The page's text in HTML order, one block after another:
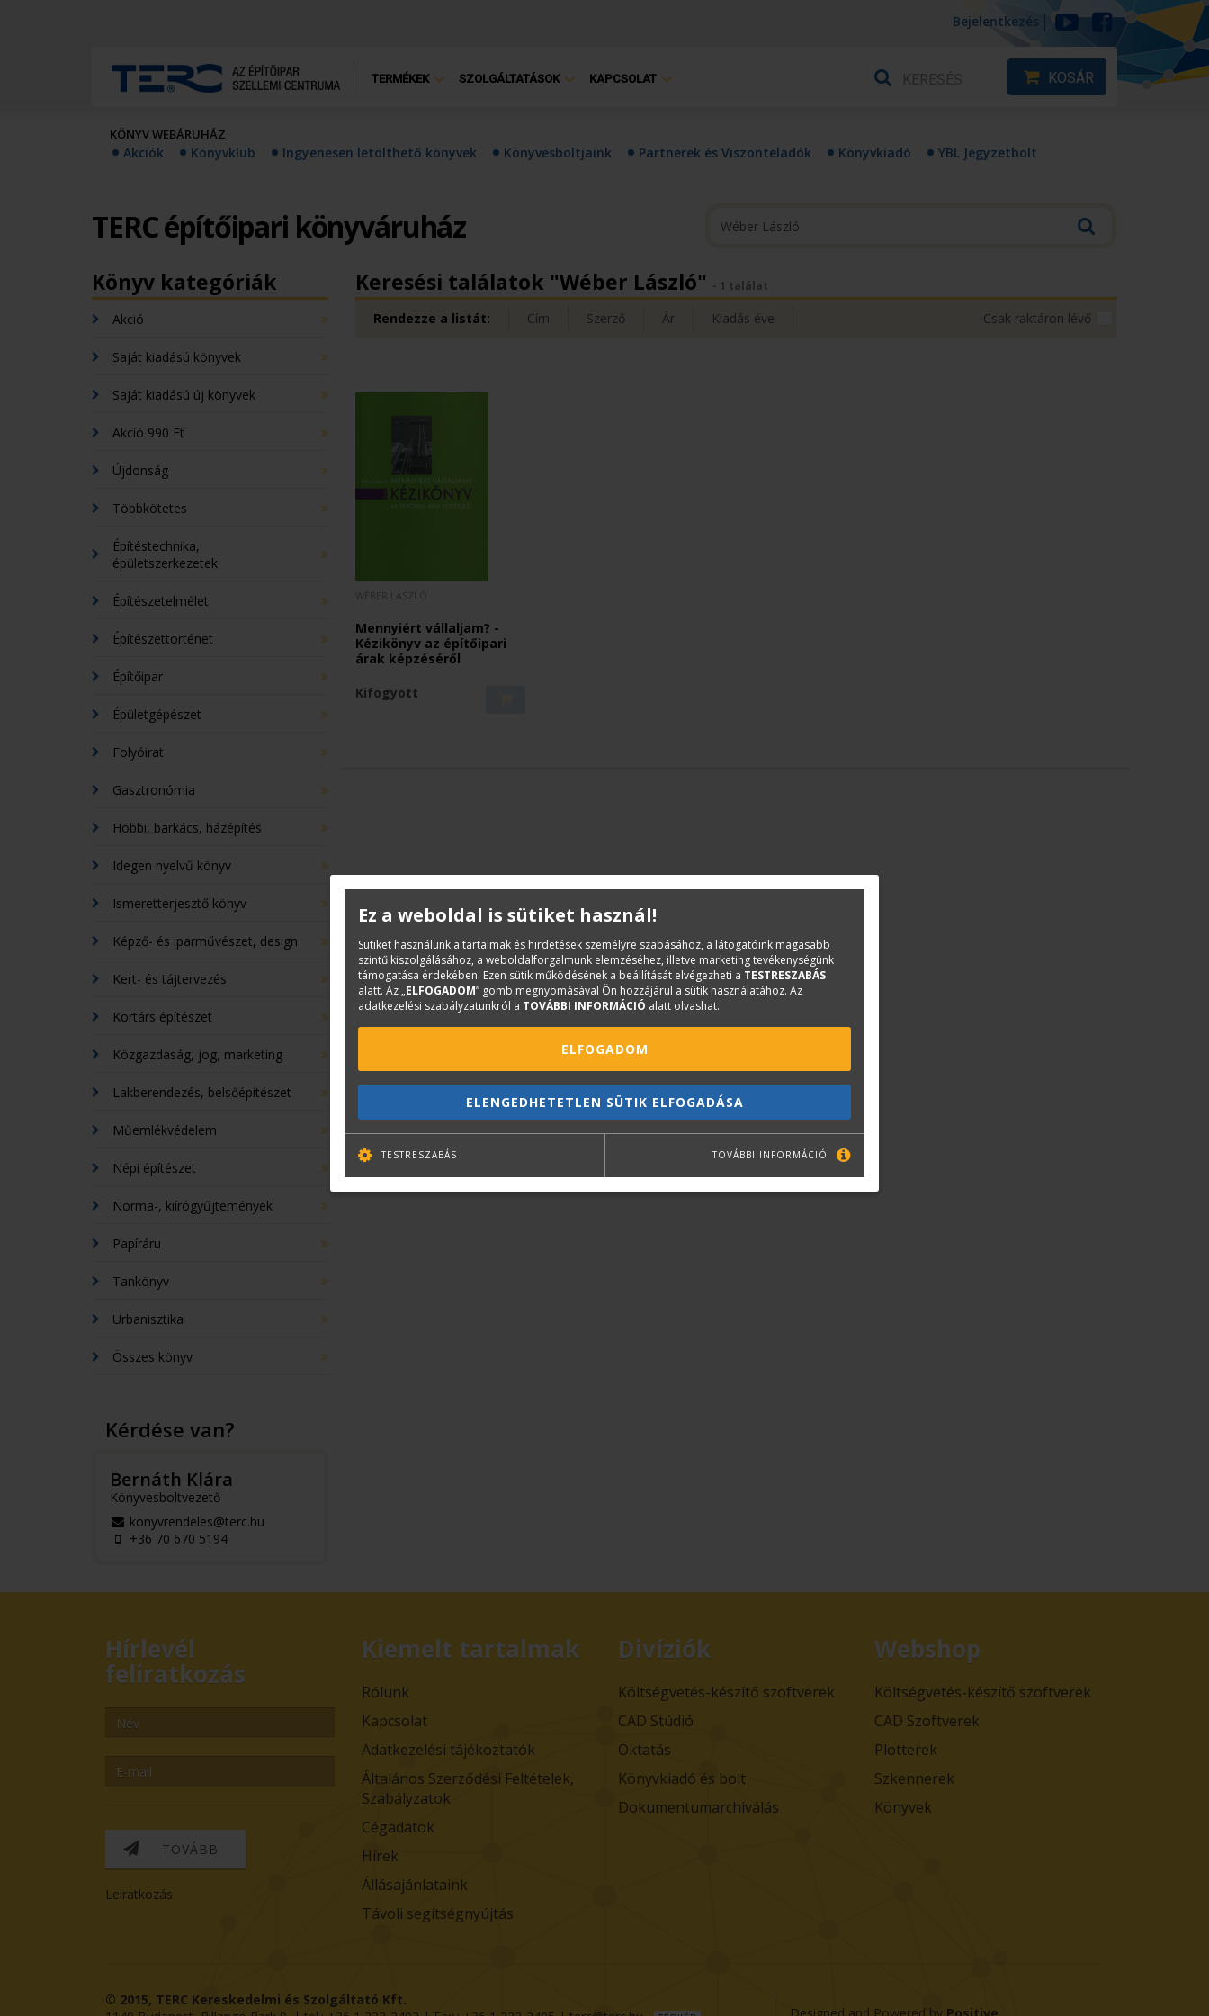
Bejelentkezés
TERMÉKEK SZOLGÁLTATÁSOK KAPCSOLAT KOSÁR
KÖNYV WEBÁRUHÁZ
Akciók Könyvklub Ingyenesen letölthető könyvek Könyvesboltjaink Partnerek és Viszonteladók Könyvkiadó YBL Jegyzetbolt
TERC építőipari könyváruház
Könyv kategóriák
Akció
Saját kiadású könyvek
Saját kiadású új könyvek
Akció 990 Ft
Újdonság
Többkötetes
Építéstechnika,
épületszerkezetek
Építészetelmélet
Építészettörténet
Építőipar
Épületgépészet
Folyóirat
Gasztronómia
Hobbi, barkács, házépítés
Idegen nyelvű könyv
Ismeretterjesztő könyv
Képző- és iparművészet, design
Kert- és tájtervezés
Kortárs építészet
Közgazdaság, jog, marketing
Lakberendezés, belsőépítészet
Műemlékvédelem
Népi építészet
Norma-, kiírógyűjtemények
Papíráru
Tankönyv
Urbanisztika
Összes könyv
Kérdése van?
Bernáth Klára
Könyvesboltvezető
konyvrendeles@terc.hu
+36 70 670 5194
Keresési találatok "Wéber László" - 1 találat
Rendezze a listát: Cím Szerző Ár Kiadás éve Csak raktáron lévő
Mennyiért vállaljam? -
Kézikönyv az építőipari
árak képzéséről
Kifogyott
Hírlevél
feliratkozás
TOVÁBB
Leiratkozás
Kiemelt tartalmak
Rólunk
Kapcsolat
Adatkezelési tájékoztatók
Általános Szerződési Feltételek,
Szabályzatok
Cégadatok
Hírek
Állásajánlataink
Távoli segítségnyújtás
Divíziók
Költségvetés-készítő szoftverek
CAD Stúdió
Oktatás
Könyvkiadó és bolt
Dokumentumarchiválás
Webshop
Költségvetés-készítő szoftverek
CAD Szoftverek
Plotterek
Szkennerek
Könyvek
© 2015, TERC Kereskedelmi és Szolgáltató Kft.
Ez a weboldal is sütiket használ!
Sütiket használunk a tartalmak és hirdetések személyre szabásához, a látogatóink magasabb
szintű kiszolgálásához, a weboldalforgalmunk elemzéséhez, illetve marketing tevékenységünk
támogatása érdekében. Ezen sütik működésének a beállítását elvégezheti a TESTRESZABÁS
alatt. Az „ELFOGADOM” gomb megnyomásával Ön hozzájárul a sütik használatához. Az
adatkezelési szabályzatunkról a TOVÁBBI INFORMÁCIÓ alatt olvashat.
ELFOGADOM
ELENGEDHETETLEN SÜTIK ELFOGADÁSA
TESTRESZABÁS TOVÁBBI INFORMÁCIÓ